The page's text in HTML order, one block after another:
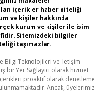
içerikler haber niteliği
ve kişiler hakkında
kurum ve kişiler ile isim
Sitemizdeki bilgiler
taşımazlar.
Bilgi Teknolojileri ve İletişim
bir Yer Sağlayıcı olarak hizmet
proaktif olarak denetleme
Ancak, üyelerimiz